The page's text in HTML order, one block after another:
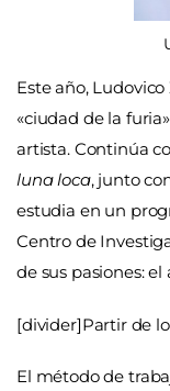
Este año,
«ciudad de la
artista. Continúa
luna loca, junto
estudia en un
Centro de
de sus pasiones: el
[divider]Partir de
El método de